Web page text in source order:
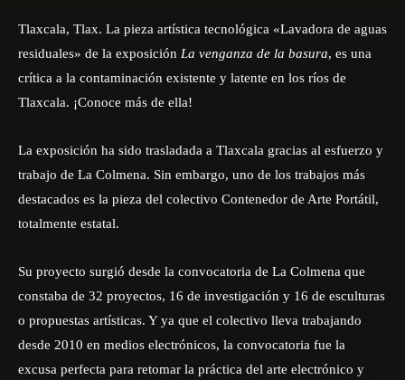
Tlaxcala, Tlax. La pieza artística tecnológica «Lavadora de aguas
residuales» de la exposición La venganza de la basura, es una
crítica a la contaminación existente y latente en los ríos de
Tlaxcala. ¡Conoce más de ella!
La exposición ha sido trasladada a Tlaxcala gracias al esfuerzo y
trabajo de La Colmena. Sin embargo, uno de los trabajos más
destacados es la pieza del colectivo Contenedor de Arte Portátil,
totalmente estatal.
Su proyecto surgió desde la convocatoria de La Colmena que
constaba de 32 proyectos, 16 de investigación y 16 de esculturas
o propuestas artísticas. Y ya que el colectivo lleva trabajando
desde 2010 en medios electrónicos, la convocatoria fue la
excusa perfecta para retomar la práctica del arte electrónico y